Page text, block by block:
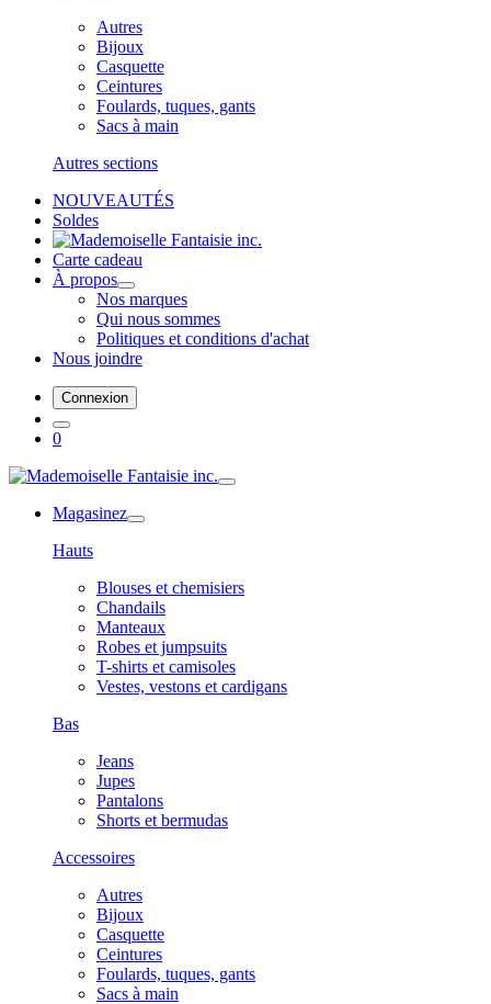
Autres
Bijoux
Casquette
Ceintures
Foulards, tuques, gants
Sacs à main
Autres sections
NOUVEAUTÉS
Soldes
Carte cadeau
À propos
Nos marques
Qui nous sommes
Politiques et conditions d'achat
Nous joindre
Connexion
0
Magasinez
Hauts
Blouses et chemisiers
Chandails
Manteaux
Robes et jumpsuits
T-shirts et camisoles
Vestes, vestons et cardigans
Bas
Jeans
Jupes
Pantalons
Shorts et bermudas
Accessoires
Autres
Bijoux
Casquette
Ceintures
Foulards, tuques, gants
Sacs à main